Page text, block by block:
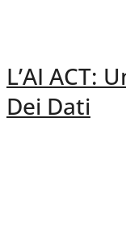
L’AI ACT:
Dei Dati